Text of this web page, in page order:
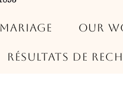
Mariage Our
Résultats de